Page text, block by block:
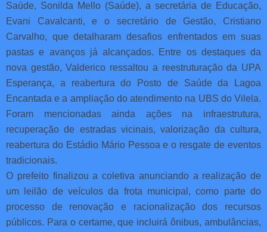
Saúde, Sonilda Mello (Saúde), a secretária de Educação,
Evani Cavalcanti, e o secretário de Gestão, Cristiano
Carvalho, que detalharam desafios enfrentados em suas
pastas e avanços já alcançados. Entre os destaques da
nova gestão, Valderico ressaltou a reestruturação da UPA
Esperança, a reabertura do Posto de Saúde da Lagoa
Encantada e a ampliação do atendimento na UBS do Vilela.
Foram mencionadas ainda ações na infraestrutura,
recuperação de estradas vicinais, valorização da cultura,
reabertura do Estádio Mário Pessoa e o resgate de eventos
tradicionais.
O prefeito finalizou a coletiva anunciando a realização de
um leilão de veículos da frota municipal, como parte do
processo de renovação e racionalização dos recursos
públicos. Para o certame, que incluirá ônibus, ambulâncias,